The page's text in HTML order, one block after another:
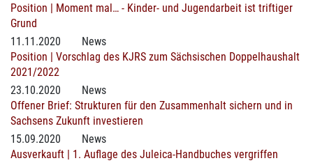
Position | Moment mal… - Kinder- und Jugendarbeit ist triftiger
Grund
11.11.2020
News
Position | Vorschlag des KJRS zum Sächsischen Doppelhaushalt
2021/2022
23.10.2020
News
Offener Brief: Strukturen für den Zusammenhalt sichern und in
Sachsens Zukunft investieren
15.09.2020
News
Ausverkauft | 1. Auflage des Juleica-Handbuches vergriffen